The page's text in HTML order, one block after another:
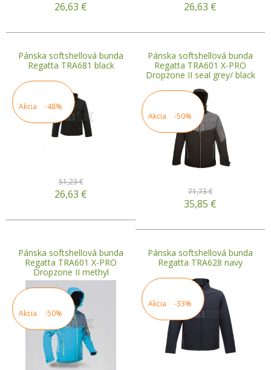
26,63 € 26,63 €
Pánska softshellová bunda
Regatta TRA681 black
Akcia -48%
51,23 €
26,63 €
Pánska softshellová bunda
Regatta TRA601 X-PRO
Dropzone II seal grey/ black
Akcia -50%
71,73 €
35,85 €
Pánska softshellová bunda
Regatta TRA601 X-PRO
Dropzone II methyl
Akcia -50%
Pánska softshellová bunda
Regatta TRA628 navy
Akcia -33%